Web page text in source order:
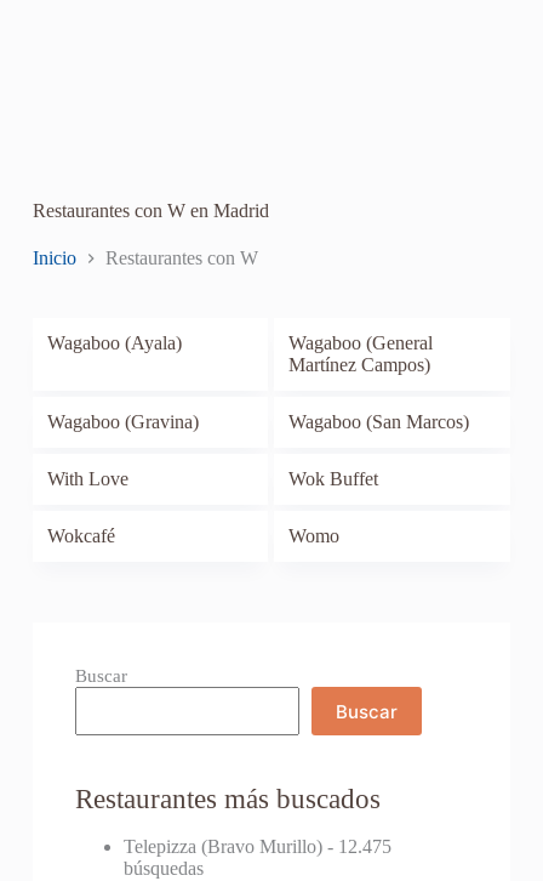
Restaurantes con W en Madrid
Inicio Restaurantes con W
Wagaboo (Ayala)
Wagaboo (General
Martínez Campos)
Wagaboo (Gravina) Wagaboo (San Marcos)
With Love Wok Buffet
Wokcafé Womo
Buscar
Buscar
Restaurantes más buscados
Telepizza (Bravo Murillo)- 12.475
búsquedas